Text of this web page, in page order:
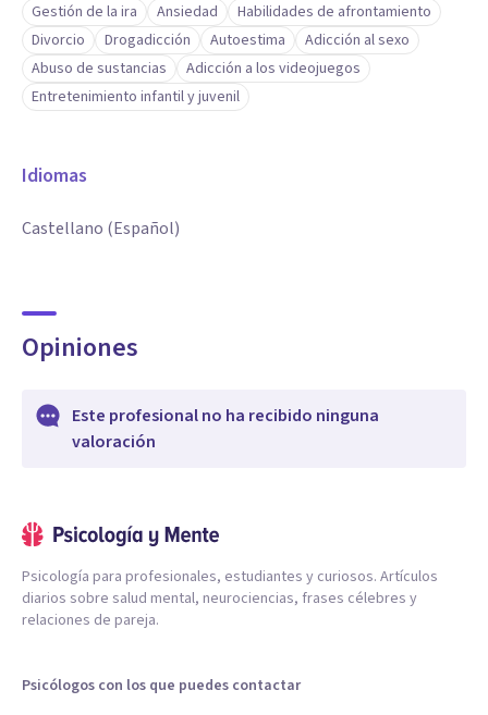
Gestión de la ira Ansiedad
Habilidades de afrontamiento
Divorcio
Drogadicción Autoestima
Adicción al sexo
Abuso de sustancias
Adicción a los videojuegos
Entretenimiento infantil y juvenil
Idiomas
Castellano (Español)
Opiniones
Este profesional no ha recibido ninguna
valoración
Psicología para profesionales, estudiantes y curiosos. Artículos
diarios sobre salud mental, neurociencias, frases célebres y
relaciones de pareja.
Psicólogos con los que puedes contactar